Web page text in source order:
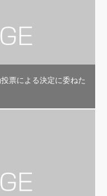
票による決定に委ねた